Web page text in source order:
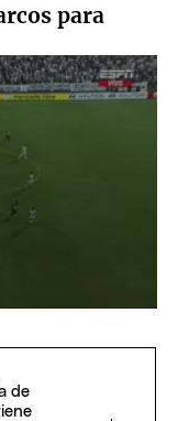
para
de